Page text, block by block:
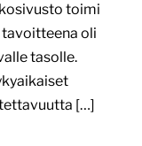
toimi
oli
tasolle.
[…]